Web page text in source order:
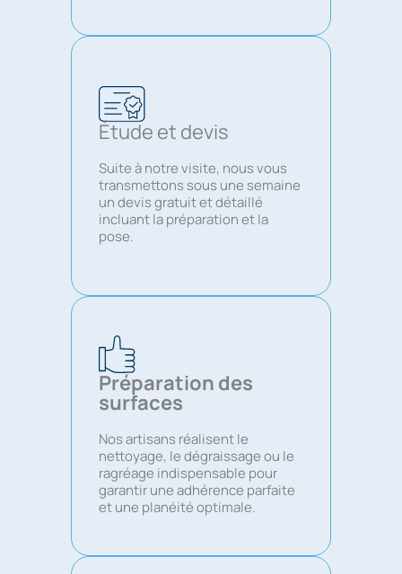
Étude et devis
Suite à notre visite, nous vous
transmettons sous une semaine
un devis gratuit et détaillé
incluant la préparation et la
pose.
Préparation des
surfaces
Nos artisans réalisent le
nettoyage, le dégraissage ou le
ragréage indispensable pour
garantir une adhérence parfaite
et une planéité optimale.